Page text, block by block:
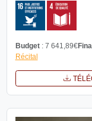
Budget: 7 641,89€
Récital